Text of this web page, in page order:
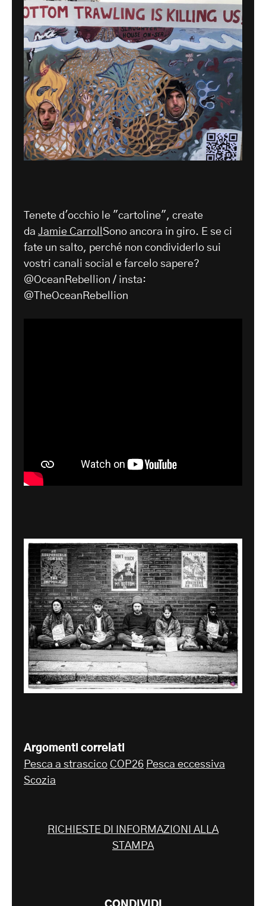
Tenete d'occhio le "cartoline", create
da Jamie Carroll Sono ancora in giro. E se ci
fate un salto, perché non condividerlo sui
vostri canali social e farcelo sapere?
@OceanRebellion / insta:
@TheOceanRebellion
Argomenti correlati
Pesca a strascico COP26 Pesca eccessiva
Scozia
RICHIESTE DI INFORMAZIONI ALLA
STAMPA